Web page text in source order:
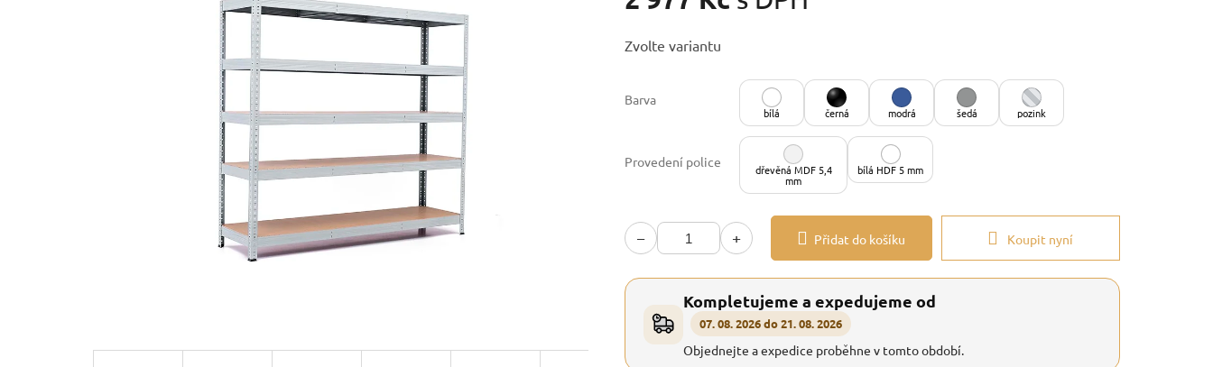
cena:
Zvolte variantu
Barva
bílá černá modrá šedá pozink
Provedení police dřevěná MDF 5,4
mm
bílá HDF 5 mm
− + Přidat do košíku Koupit nyní
Kompletujeme a expedujeme od
07. 08. 2026 do 21. 08. 2026
Objednejte a expedice proběhne v tomto období.